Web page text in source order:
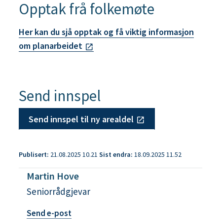
Opptak frå folkemøte
Her kan du sjå opptak og få viktig informasjon
om planarbeidet
Send innspel
Send innspel til ny arealdel
Publisert 21.08.2025 10.21 Sist endra 18.09.2025 11.52
Martin Hove
Seniorrådgjevar
Send e-post